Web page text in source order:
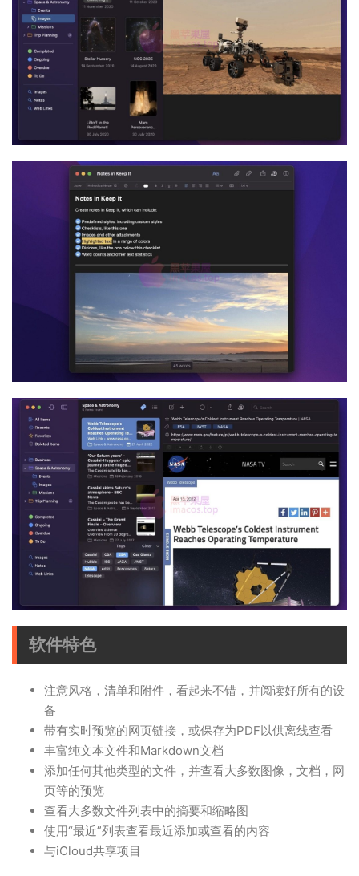
软件特色
注意风格，清单和附件，看起来不错，并阅读好所有的设
备
带有实时预览的网页链接，或保存为PDF以供离线查看
丰富纯文本文件和Markdown文档
添加任何其他类型的文件，并查看大多数图像，文档，网
页等的预览
查看大多数文件列表中的摘要和缩略图
使用“最近”列表查看最近添加或查看的内容
与iCloud共享项目